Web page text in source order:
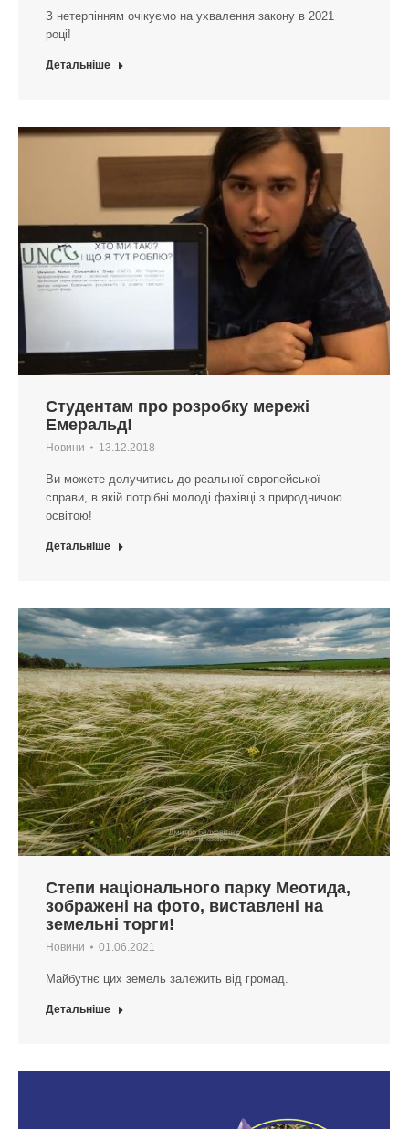
З нетерпінням очікуємо на ухвалення закону в 2021
році!
Детальніше
Студентам про розробку мережі
Емеральд!
Новини 13.12.2018
Ви можете долучитись до реальної європейської
справи, в якій потрібні молоді фахівці з природничою
освітою!
Детальніше
Степи національного парку Меотида,
зображені на фото, виставлені на
земельні торги!
Новини 01.06.2021
Майбутнє цих земель залежить від громад.
Детальніше